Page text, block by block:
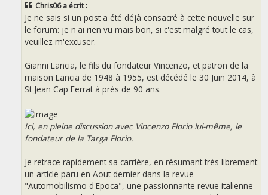
Chris06 a écrit :
Je ne sais si un post a été déjà consacré à cette nouvelle sur
le forum: je n'ai rien vu mais bon, si c'est malgré tout le cas,
veuillez m'excuser.
Gianni Lancia, le fils du fondateur Vincenzo, et patron de la
maison Lancia de 1948 à 1955, est décédé le 30 Juin 2014, à
St Jean Cap Ferrat à près de 90 ans.
Ici, en pleine discussion avec Vincenzo Florio lui-même, le
fondateur de la Targa Florio.
Je retrace rapidement sa carrière, en résumant très librement
un article paru en Aout dernier dans la revue
"Automobilismo d'Epoca", une passionnante revue italienne